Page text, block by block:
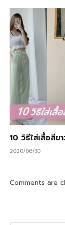
10 วิธีใส่เสื้อสีข
2020/06/30
Comments are